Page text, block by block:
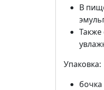
В
Упаковка:
бочка